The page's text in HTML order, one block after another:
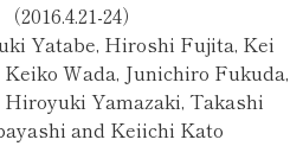
24）
Yatabe, Hiroshi Fujita, Kei
Wada, Junichiro Fukuda,
Yamazaki, Takashi
and Keiichi Kato